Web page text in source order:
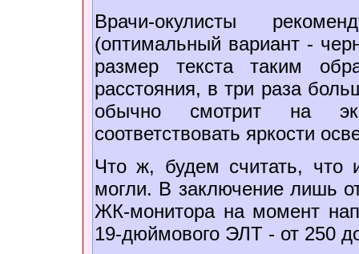
Врачи-окулисты
(оптимальный вариант -
размер текста таким
расстояния, в три раза
обычно смотрит на
соответствовать яркости
Что ж, будем считать,
могли. В заключение лишь
ЖК-монитора на момент
19-дюймового ЭЛТ - от 250